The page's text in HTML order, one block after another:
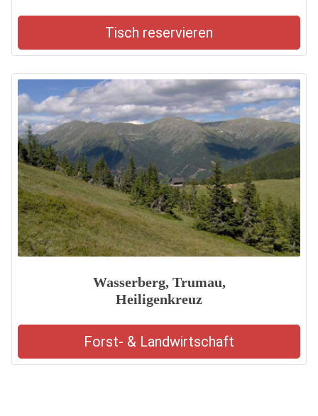
Tisch reservieren
Wasserberg, Trumau,
Heiligenkreuz
Forst- & Landwirtschaft